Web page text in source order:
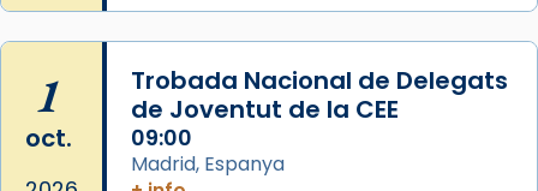
1
oct.
Trobada Nacional de Delegats
de Joventut de la CEE
09:00
Madrid, Espanya